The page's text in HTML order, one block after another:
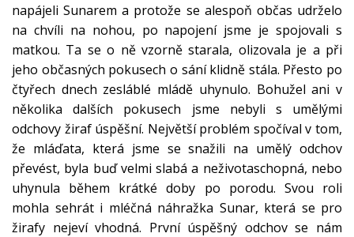
napájeli Sunarem a protože se alespoň občas udrželo
na chvíli na nohou, po napojení jsme je spojovali s
matkou. Ta se o ně vzorně starala, olizovala je a při
jeho občasných pokusech o sání klidně stála. Přesto po
čtyřech dnech zesláblé mládě uhynulo. Bohužel ani v
několika dalších pokusech jsme nebyli s umělými
odchovy žiraf úspěšní. Největší problém spočíval v tom,
že mláďata, která jsme se snažili na umělý odchov
převést, byla buď velmi slabá a neživotaschopná, nebo
uhynula během krátké doby po porodu. Svou roli
mohla sehrát i mléčná náhražka Sunar, která se pro
žirafy nejeví vhodná. První úspěšný odchov se nám